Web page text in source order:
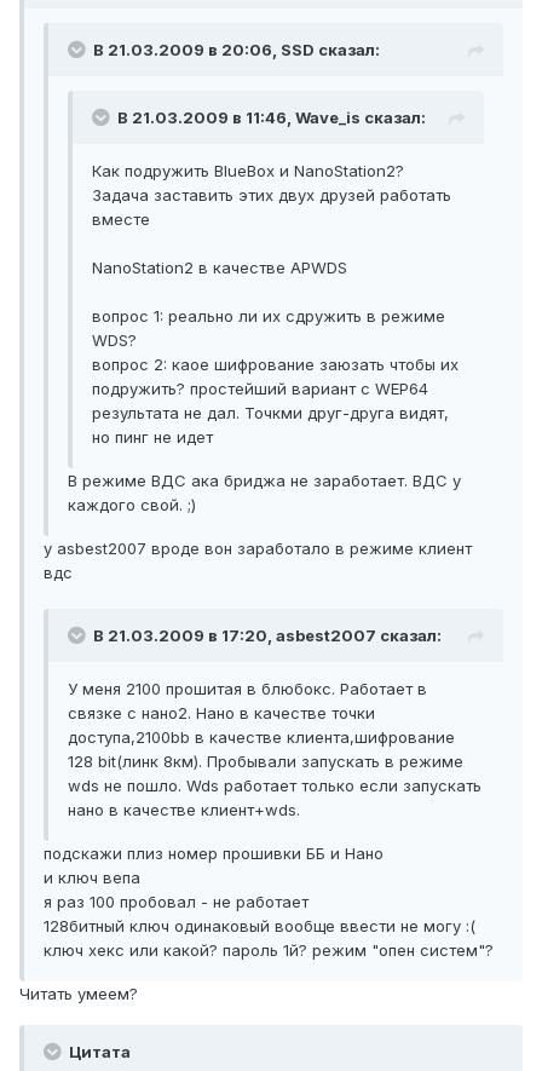
В 21.03.2009 в 20:06, SSD сказал:
В 21.03.2009 в 11:46, Wave_is сказал:
Как подружить BlueBox и NanoStation2?
Задача заставить этих двух друзей работать
вместе
NanoStation2 в качестве APWDS
вопрос 1: реально ли их сдружить в режиме
WDS?
вопрос 2: каое шифрование заюзать чтобы их
подружить? простейший вариант с WEP64
результата не дал. Точкми друг-друга видят,
но пинг не идет
В режиме ВДС ака бриджа не заработает. ВДС у
каждого свой. ;)
у asbest2007 вроде вон заработало в режиме клиент
вдс
В 21.03.2009 в 17:20, asbest2007 сказал:
У меня 2100 прошитая в блюбокс. Работает в
связке с нано2. Нано в качестве точки
доступа,2100bb в качестве клиента,шифрование
128 bit(линк 8км). Пробывали запускать в режиме
wds не пошло. Wds работает только если запускать
нано в качестве клиент+wds.
подскажи плиз номер прошивки ББ и Нано
и ключ вепа
я раз 100 пробовал - не работает
128битный ключ одинаковый вообще ввести не могу :(
ключ хекс или какой? пароль 1й? режим "опен систем"?
Читать умеем?
Цитата